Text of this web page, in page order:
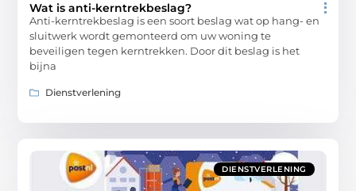
Wat is anti-kerntrekbeslag?
Anti-kerntrekbeslag is een soort beslag wat op hang- en
sluitwerk wordt gemonteerd om uw woning te
beveiligen tegen kerntrekken. Door dit beslag is het
bijna
Dienstverlening
DIENSTVERLENING